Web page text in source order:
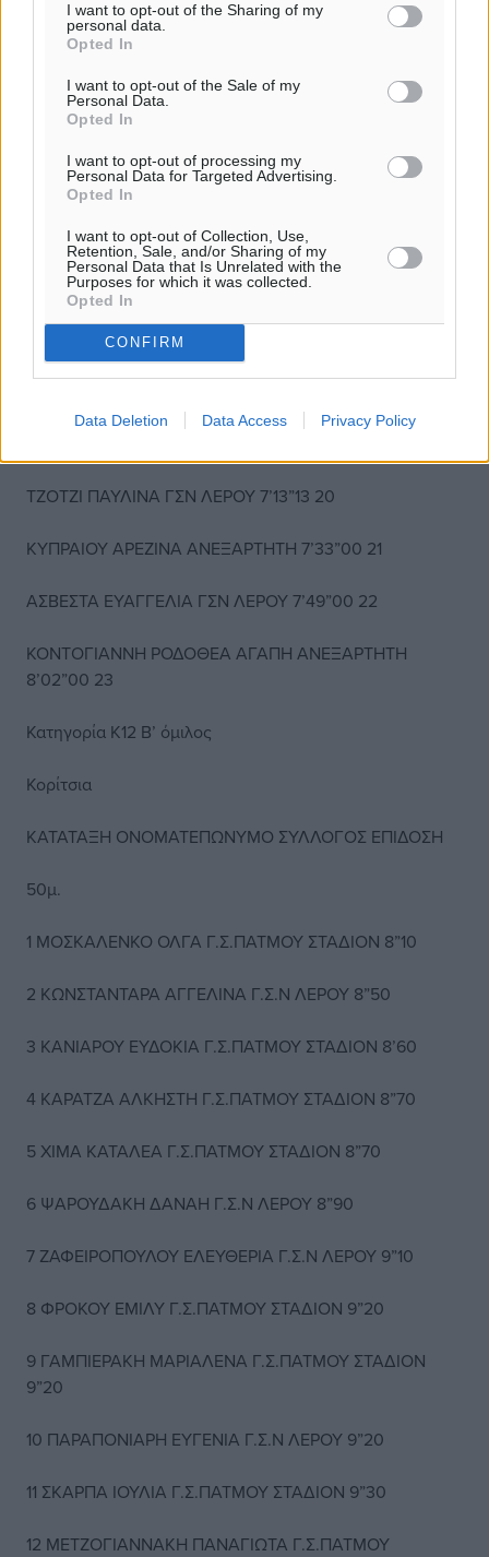
I want to opt-out of the Sharing of my
personal data.
Opted In
I want to opt-out of the Sale of my
Personal Data.
Opted In
I want to opt-out of processing my
Personal Data for Targeted Advertising.
Opted In
I want to opt-out of Collection, Use,
Retention, Sale, and/or Sharing of my
Personal Data that Is Unrelated with the
Purposes for which it was collected.
Opted In
CONFIRM
Data Deletion Data Access Privacy Policy
ΗΛΙΑ ΣΤΕΦΑΝΙΑ ΑΝΕΞΑΡΤΗΤΗ 6’09”00 11
ΧΙΜΑ ΚΑΤΑΛΕΑ Γ.Σ. ΠΑΤΜΟΥ ΣΤΑΔΙΟΝ 6’20”00 12
ΠΑΡΑΠΟΝΙΑΡΗ ΕΥΓΕΝΙΑ ΓΣΝ ΛΕΡΟΥ 6’25”00 13
ΚΩΝΣΤΑΝΤΑΡΑ ΑΓΓΕΛΙΝΑ ΓΣΝ ΛΕΡΟΥ 6’25”50 14
ΖΑΦΕΙΡΟΠΟΥΛΟΥ ΕΛΕΥΘΕΡΙΑ ΓΣΝ ΛΕΡΟΥ 6’26”00 15
ΜΑΝΕ ΝΤΕΜΑΝΤΑ ΓΣΝ ΛΕΡΟΥ 6’37”00 16
ΤΖΗΚΑ ΕΥΑΓΓΕΛΙΑ ΓΣΝ ΛΕΡΟΥ 6’39”00 17
ΤΖΟΤΖΙ ΠΑΥΛΙΝΑ ΓΣΝ ΛΕΡΟΥ 7’13”13 20
ΚΥΠΡΑΙΟΥ ΑΡΕΖΙΝΑ ΑΝΕΞΑΡΤΗΤΗ 7’33”00 21
ΑΣΒΕΣΤΑ ΕΥΑΓΓΕΛΙΑ ΓΣΝ ΛΕΡΟΥ 7’49”00 22
ΚΟΝΤΟΓΙΑΝΝΗ ΡΟΔΟΘΕΑ ΑΓΑΠΗ ΑΝΕΞΑΡΤΗΤΗ
8’02”00 23
Κατηγορία Κ12 Β’ όμιλος
Κορίτσια
ΚΑΤΑΤΑΞΗ ΟΝΟΜΑΤΕΠΩΝΥΜΟ ΣΥΛΛΟΓΟΣ ΕΠΙΔΟΣΗ
50μ.
1 ΜΟΣΚΑΛΕΝΚΟ ΟΛΓΑ Γ.Σ.ΠΑΤΜΟΥ ΣΤΑΔΙΟΝ 8”10
2 ΚΩΝΣΤΑΝΤΑΡΑ ΑΓΓΕΛΙΝΑ Γ.Σ.Ν ΛΕΡΟΥ 8”50
3 ΚΑΝΙΑΡΟΥ ΕΥΔΟΚΙΑ Γ.Σ.ΠΑΤΜΟΥ ΣΤΑΔΙΟΝ 8’60
4 KAΡΑΤΖΑ ΑΛΚΗΣΤΗ Γ.Σ.ΠΑΤΜΟΥ ΣΤΑΔΙΟΝ 8”70
5 ΧΙΜΑ ΚΑΤΑΛΕΑ Γ.Σ.ΠΑΤΜΟΥ ΣΤΑΔΙΟΝ 8”70
6 ΨΑΡΟΥΔΑΚΗ ΔΑΝΑΗ Γ.Σ.Ν ΛΕΡΟΥ 8”90
7 ΖΑΦΕΙΡΟΠΟΥΛΟΥ ΕΛΕΥΘΕΡΙΑ Γ.Σ.Ν ΛΕΡΟΥ 9”10
8 ΦΡΟΚΟΥ ΕΜΙΛΥ Γ.Σ.ΠΑΤΜΟΥ ΣΤΑΔΙΟΝ 9”20
9 ΓΑΜΠΙΕΡΑΚΗ ΜΑΡΙΑΛΕΝΑ Γ.Σ.ΠΑΤΜΟΥ ΣΤΑΔΙΟΝ
9”20
10 ΠΑΡΑΠΟΝΙΑΡΗ ΕΥΓΕΝΙΑ Γ.Σ.Ν ΛΕΡΟΥ 9”20
11 ΣΚΑΡΠΑ ΙΟΥΛΙΑ Γ.Σ.ΠΑΤΜΟΥ ΣΤΑΔΙΟΝ 9”30
12 ΜΕΤΖΟΓΙΑΝΝΑΚΗ ΠΑΝΑΓΙΩΤΑ Γ.Σ.ΠΑΤΜΟΥ